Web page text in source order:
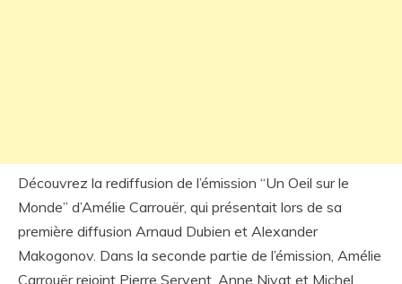
Découvrez la rediffusion de l’émission “Un Oeil sur le
Monde” d’Amélie Carrouër, qui présentait lors de sa
première diffusion Arnaud Dubien et Alexander
Makogonov. Dans la seconde partie de l’émission, Amélie
Carrouër rejoint Pierre Servent, Anne Nivat et Michel